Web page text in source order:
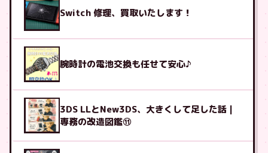
Switch 修理、買取いたします！
腕時計の電池交換も任せて安心♪
3DS LLとNew3DS、大きくして足した話｜
専務の改造図鑑⑪